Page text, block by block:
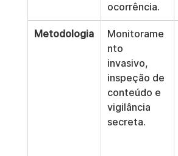
ocorrência.
Metodologia
Monitorame
nto
invasivo,
inspeção de
conteúdo e
vigilância
secreta.